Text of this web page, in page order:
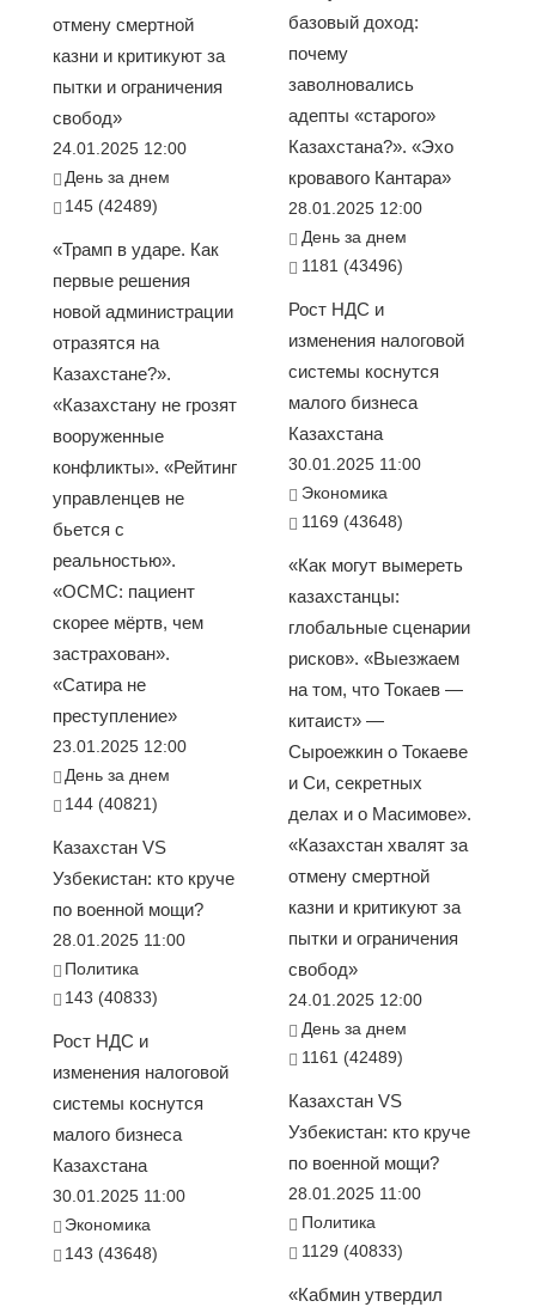
отмену смертной
казни и критикуют за
пытки и ограничения
свобод»
24.01.2025 12:00
День за днем
145 (42489)
«Трамп в ударе. Как
первые решения
новой администрации
отразятся на
Казахстане?».
«Казахстану не грозят
вооруженные
конфликты». «Рейтинг
управленцев не
бьется с
реальностью».
«ОСМС: пациент
скорее мёртв, чем
застрахован».
«Сатира не
преступление»
23.01.2025 12:00
День за днем
144 (40821)
Казахстан VS
Узбекистан: кто круче
по военной мощи?
28.01.2025 11:00
Политика
143 (40833)
Рост НДС и
изменения налоговой
системы коснутся
малого бизнеса
Казахстана
30.01.2025 11:00
Экономика
143 (43648)
базовый доход:
почему
заволновались
адепты «старого»
Казахстана?». «Эхо
кровавого Кантара»
28.01.2025 12:00
День за днем
1181 (43496)
Рост НДС и
изменения налоговой
системы коснутся
малого бизнеса
Казахстана
30.01.2025 11:00
Экономика
1169 (43648)
«Как могут вымереть
казахстанцы:
глобальные сценарии
рисков». «Выезжаем
на том, что Токаев —
китаист» —
Сыроежкин о Токаеве
и Си, секретных
делах и о Масимове».
«Казахстан хвалят за
отмену смертной
казни и критикуют за
пытки и ограничения
свобод»
24.01.2025 12:00
День за днем
1161 (42489)
Казахстан VS
Узбекистан: кто круче
по военной мощи?
28.01.2025 11:00
Политика
1129 (40833)
«Кабмин утвердил